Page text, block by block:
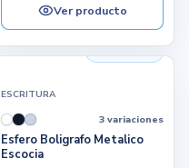
Ver producto
ESCRITURA
3 variaciones
Esfero Boligrafo Metalico
Escocia